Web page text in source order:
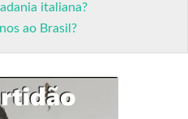
italiana?
ao Brasil?